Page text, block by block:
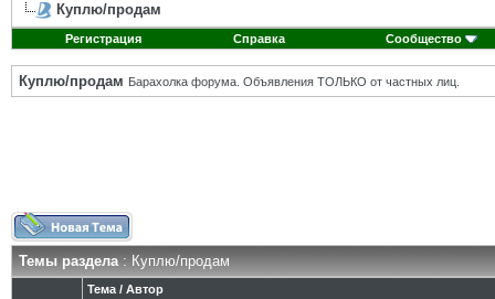
Куплю/продам
Регистрация Справка Сообщество
Куплю/продам Барахолка форума. Объявления ТОЛЬКО от частных лиц.
Темы раздела: Куплю/продам
Тема / Автор